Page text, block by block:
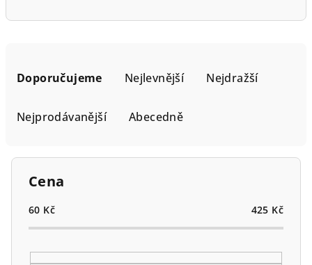
Doporučujeme Nejlevnější Nejdražší
Nejprodávanější Abecedně
Cena
60 Kč 425 Kč